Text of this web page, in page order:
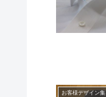
お客様デザイン集